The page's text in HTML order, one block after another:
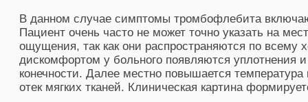
В данном случае симптомы тромбофлебита
Пациент очень часто не может точно указать на
ощущения, так как они распространяются по всему
дискомфортом у больного появляются уплотнения
конечности. Далее местно повышается температура
отек мягких тканей. Клиническая картина